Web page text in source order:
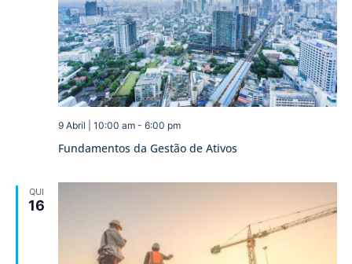
Fundamentos da Gestão de Ativos
9 Abril | 10:00 am- 6:00 pm
QUI
16